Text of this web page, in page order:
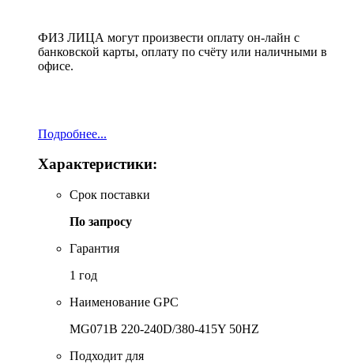
ФИЗ ЛИЦА могут произвести оплату он-лайн с
банковской карты, оплату по счёту или наличными в
офисе.
Подробнее...
Характеристики:
Срок поставки
По запросу
Гарантия
1 год
Наименование GPC
MG071B 220-240D/380-415Y 50HZ
Подходит для